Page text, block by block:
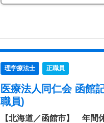
理学療法士 正職員
医療法人同仁会 函館
職員)
【北海道／函館市】 年間